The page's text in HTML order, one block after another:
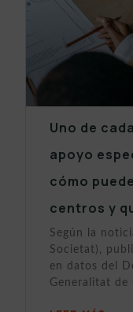
Uno de
apoyo
cómo
centros y
Según la
Societat),
en datos del
Generalitat de